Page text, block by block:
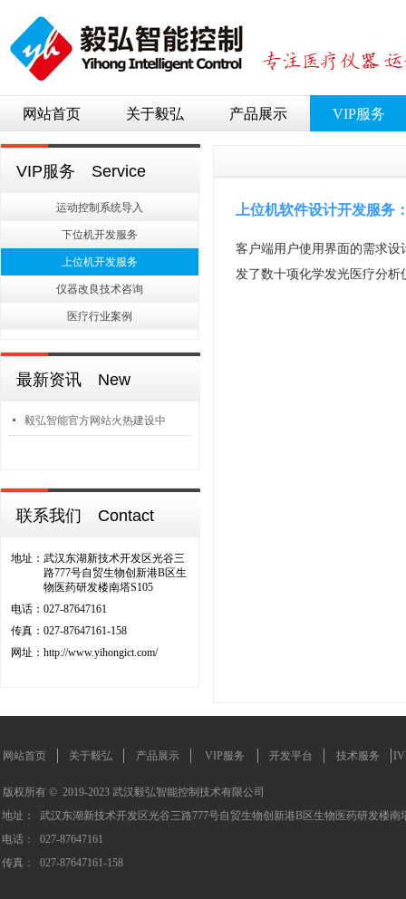
网站首页 关于毅弘 产品展示 VIP服务
上位机软件设计开发服务
客户端用户使用界面的需求
发了数十项化学发光医疗分析
VIP服务 Service
运动控制系统导入
下位机开发服务
上位机开发服务
仪器改良技术咨询
医疗行业案例
最新资讯 New
넷 毅弘智能官方网站火热建设中
联系我们 Contact
地址： 武汉东湖新技术开发区光谷三
路777号自贸生物创新港B区生
物医药研发楼南塔S105
电话： 027-87647161
传真： 027-87647161-158
网址： http://www.yihongict.com/
版权所有 ©  2019-2023 武汉毅弘智能控制技术有限公司
地址：
武汉东湖新技术开发区光谷三路777号自贸生物创新港B区生物医药研发楼南
电话：
027-87647161
传真：
027-87647161-158
网站首页 关于毅弘 产品展示 VIP服务 开发平台 技术服务